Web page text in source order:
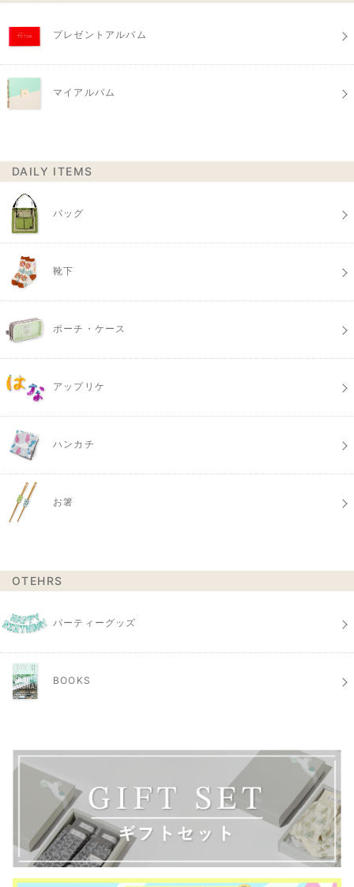
プレゼントアルバム
マイアルバム
DAILY ITEMS
バッグ
靴下
ポーチ・ケース
アップリケ
ハンカチ
お箸
OTEHRS
パーティーグッズ
BOOKS